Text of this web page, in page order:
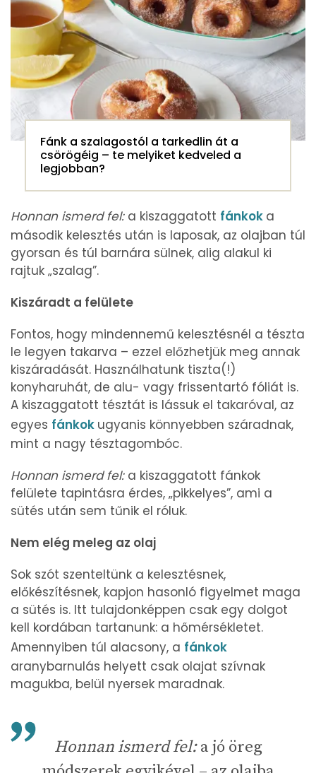
Fánk a szalagostól a tarkedlin át a
csörögéig – te melyiket kedveled a
legjobban?
Honnan ismerd fel: a kiszaggatott fánkok a
második kelesztés után is laposak, az olajban túl
gyorsan és túl barnára sülnek, alig alakul ki
rajtuk „szalag”.
Kiszáradt a felülete
Fontos, hogy mindennemű kelesztésnél a tészta
le legyen takarva – ezzel előzhetjük meg annak
kiszáradását. Használhatunk tiszta(!)
konyharuhát, de alu- vagy frissentartó fóliát is.
A kiszaggatott tésztát is lássuk el takaróval, az
egyes fánkok ugyanis könnyebben száradnak,
mint a nagy tésztagombóc.
Honnan ismerd fel: a kiszaggatott fánkok
felülete tapintásra érdes, „pikkelyes”, ami a
sütés után sem tűnik el róluk.
Nem elég meleg az olaj
Sok szót szenteltünk a kelesztésnek,
előkészítésnek, kapjon hasonló figyelmet maga
a sütés is. Itt tulajdonképpen csak egy dolgot
kell kordában tartanunk: a hőmérsékletet.
Amennyiben túl alacsony, a fánkok
aranybarnulás helyett csak olajat szívnak
magukba, belül nyersek maradnak.
Honnan ismerd fel:a jó öreg